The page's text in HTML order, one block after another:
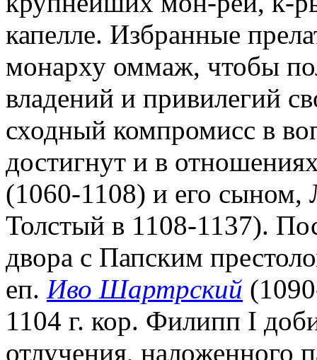
капелле. Избранные
монарху оммаж, чтобы
владений и привилегий
сходный компромисс в
достигнут и в
(1060-1108) и его
Толстый в 1108-1137).
двора с Папским
еп. Иво Шартрский
1104 г. кор. Филипп I
отлучения, наложенного